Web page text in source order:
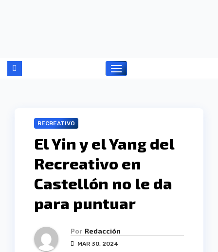
RECREATIVO
El Yin y el Yang del
Recreativo en
Castellón no le da
para puntuar
Por Redacción
MAR 30, 2024